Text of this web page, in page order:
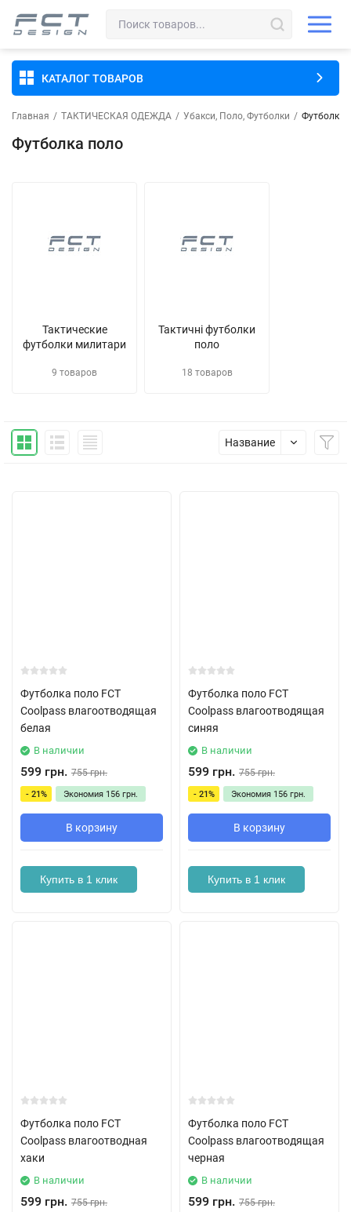
КАТАЛОГ ТОВАРОВ
Главная / ТАКТИЧЕСКАЯ ОДЕЖДА / Убакси, Поло, Футболки / Футболка
Футболка поло
Тактические
футболки милитари
9 товаров
Тактичні футболки
поло
18 товаров
Название
Футболка поло FCT
Coolpass влагоотводящая
белая
В наличии
599 грн. 755 грн.
- 21% Экономия 156 грн.
В корзину
Купить в 1 клик
Футболка поло FCT
Coolpass влагоотводящая
синяя
В наличии
599 грн. 755 грн.
- 21% Экономия 156 грн.
В корзину
Купить в 1 клик
Футболка поло FCT
Coolpass влагоотводная
хаки
В наличии
599 грн. 755 грн.
Футболка поло FCT
Coolpass влагоотводящая
черная
В наличии
599 грн. 755 грн.